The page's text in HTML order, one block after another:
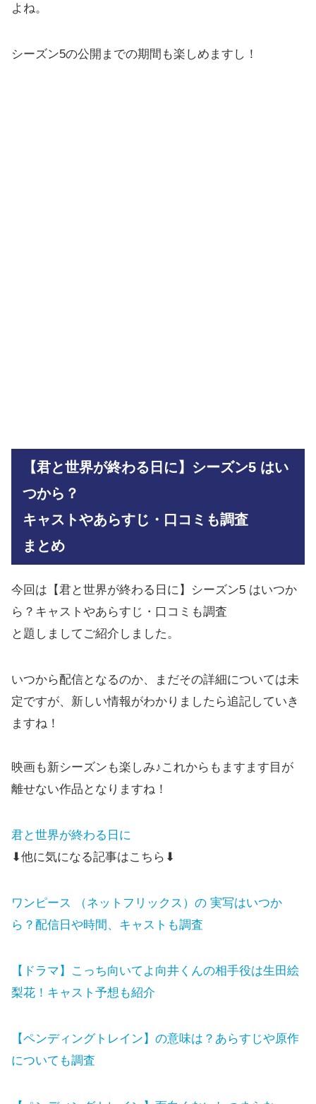
よね。
シーズン5の公開までの期間も楽しめますし！
【君と世界が終わる日に】シーズン5 はい
つから？
キャストやあらすじ・口コミも調査
まとめ
今回は【君と世界が終わる日に】シーズン5 はいつか
ら？キャストやあらすじ・口コミも調査
と題しましてご紹介しました。
いつから配信となるのか、まだその詳細については未
定ですが、新しい情報がわかりましたら追記していき
ますね！
映画も新シーズンも楽しみ♪これからもますます目が
離せない作品となりますね！
君と世界が終わる日に
⬇他に気になる記事はこちら⬇
ワンピース （ネットフリックス）の 実写はいつか
ら？配信日や時間、キャストも調査
【ドラマ】こっち向いてよ向井くんの相手役は生田絵
梨花！キャスト予想も紹介
【ペンディングトレイン】の意味は？あらすじや原作
についても調査